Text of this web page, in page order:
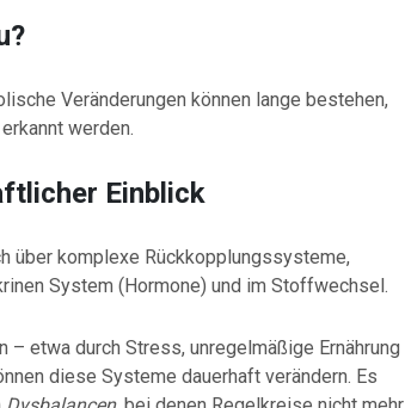
Veränderungen können lange bestehen,
werden.
Einblick
über komplexe Rückkopplungssysteme,
System (Hormone) und im Stoffwechsel.
– etwa durch Stress, unregelmäßige Ernährung
diese Systeme dauerhaft verändern. Es